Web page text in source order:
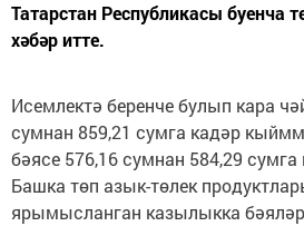
Татарстан Республикасы буенча
хәбәр итте.
Исемлектә беренче булып кара
сумнан 859,21 сумга кадәр
бәясе 576,16 сумнан 584,29 сумга
Башка төп азык-төлек
ярымысланган казылыкка